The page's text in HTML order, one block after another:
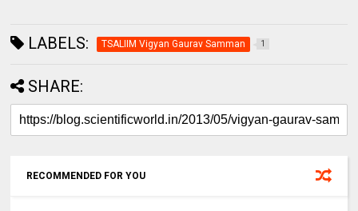
LABELS: TSALIIM Vigyan Gaurav Samman 1
SHARE:
RECOMMENDED FOR YOU